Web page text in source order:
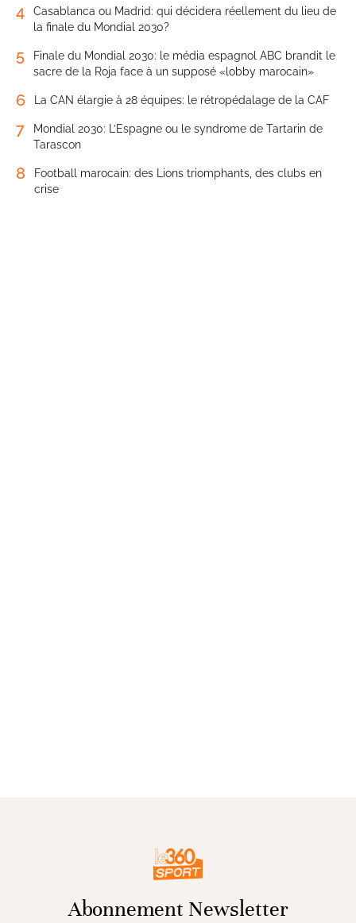
4
Casablanca ou Madrid: qui décidera réellement du lieu de
la finale du Mondial 2030?
5
Finale du Mondial 2030: le média espagnol ABC brandit le
sacre de la Roja face à un supposé «lobby marocain»
6 La CAN élargie à 28 équipes: le rétropédalage de la CAF
7
Mondial 2030: L’Espagne ou le syndrome de Tartarin de
Tarascon
8
Football marocain: des Lions triomphants, des clubs en
crise
Abonnement Newsletter